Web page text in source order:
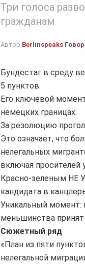
Три голоса
гражданам
Автор Berlinspeaks
Бундестаг в среду
5 пунктов.
Его ключевой
немецких границах.
За резолюцию
Это означает, что
нелегальных
включая просителей
Красно-зеленым НЕ
кандидата в
Уникальный момент:
меньшинства
Сюжетный ряд
«План из пяти
нелегальной